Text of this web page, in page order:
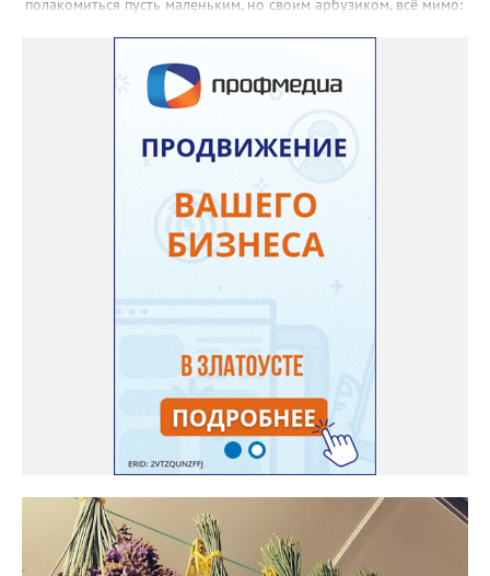
«Златоуст.инфо» садовод. – В этом году посадила сорт так
называемых северных арбузов – «Юлия», а также «Коккоро»
(он жёлтый и, говорят, очень сладкий). Вот уже первый на пару
кило вызрел. Чтобы не оборвал плеть, подвешиваю своих
полосатиков в сетках из-под овощей или авоськах,
подкармливаю. Не терпится попробовать!». Опытные
бахчеводы из южных регионов в соцсетях посоветовали нашей
землячке: арбуз будет созревшим не раньше, чем с его кожуры
пропадет матовость (станет глянцевым). По срокам опыления
норма зрелости для «Коккоро» - не менее 42 дней от завязи
размером с грецкий орех. Екатерина выяснила у знающих
людей и причину своих неудач – её сеянцы не опылялись, и это
нужно было делать самостоятельно. «Мужской» цветочек для
этого прикладывают к «женскому» - тычинку к пестику. Фото:
Екатерина Громова, специально для «Златоуст.инфо».
Обсуждение новости здесь
ВКОНТАКТЕ https://vk.com/newszlatoust74